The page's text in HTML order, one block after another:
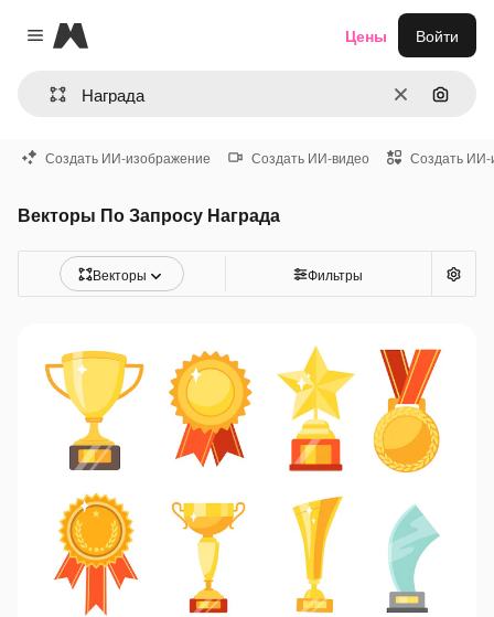
Close menu
Magnific
ОчиститьПоиск
Цены Войти
Создать ИИ-изображение Создать ИИ-видео Создать ИИ-
Векторы По Запросу Награда
Векторы Фильтры